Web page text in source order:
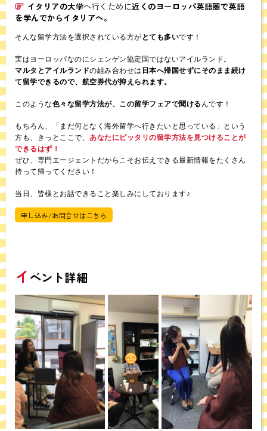
イタリアの大学へ行くために近くのヨーロッパ英語圏で英語
を学んでからイタリアへ。
そんな留学方法を選択されている方が とても多いです！
実はヨーロッパなのにシェンゲン協定国ではないアイルランド。
マルタとアイルランドの組み合わせは 日本へ帰国せずにそのまま続け
て留学できるので、航空券代が抑えられます。
このような色々な留学方法が、この留学フェアで聞ける んです！
もちろん、「まだ何となく海外留学へ行きたいと思っている」という
方も、きっとここで、 あなたにピッタリの留学方法を見つけることが
できるはず！
ぜひ、専門エージェントだからこそお伝えできる最新情報をたくさん
持って帰ってください！
当日、皆様とお話できること楽しみにしております♪
申し込み/お問合せはこちら
イ ベント詳細